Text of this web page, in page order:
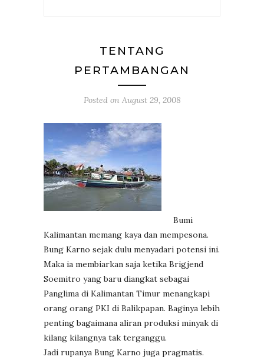
TENTANG
PERTAMBANGAN
Posted on August 29, 2008
Bumi
Kalimantan memang kaya dan mempesona.
Bung Karno sejak dulu menyadari potensi ini.
Maka ia membiarkan saja ketika Brigjend
Soemitro yang baru diangkat sebagai
Panglima di Kalimantan Timur menangkapi
orang orang PKI di Balikpapan. Baginya lebih
penting bagaimana aliran produksi minyak di
kilang kilangnya tak terganggu.
Jadi rupanya Bung Karno juga pragmatis.